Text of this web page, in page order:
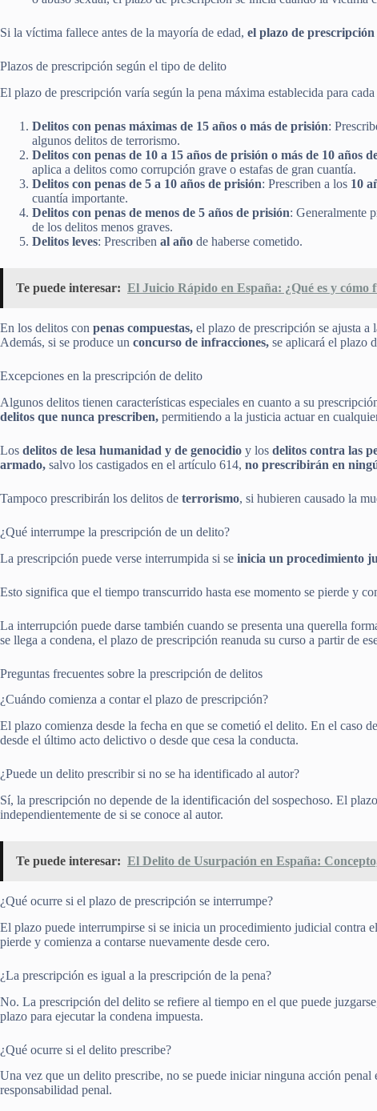
Si la víctima fallece antes de la mayoría de edad, el plazo de
Plazos de prescripción según el tipo de delito
El plazo de prescripción varía según la pena máxima establecida para
Delitos con penas máximas de 15 años o más de prisión:
algunos delitos de terrorismo.
Delitos con penas de 10 a 15 años de prisión o más de 10 años
aplica a delitos como corrupción grave o estafas de gran cuantía.
Delitos con penas de 5 a 10 años de prisión: Prescriben a los 10
cuantía importante.
Delitos con penas de menos de 5 años de prisión: Generalmente
de los delitos menos graves.
Delitos leves: Prescriben al año de haberse cometido.
Te puede interesar: El Juicio Rápido en España: ¿Qué es y cómo
En los delitos con penas compuestas, el plazo de prescripción se ajusta
Además, si se produce un concurso de infracciones, se aplicará el plazo
Excepciones en la prescripción de delito
Algunos delitos tienen características especiales en cuanto a su
delitos que nunca prescriben, permitiendo a la justicia actuar en
Los delitos de lesa humanidad y de genocidio y los delitos contra las
armado, salvo los castigados en el artículo 614, no prescribirán en
Tampoco prescribirán los delitos de terrorismo, si hubieren causado la
¿Qué interrumpe la prescripción de un delito?
La prescripción puede verse interrumpida si se inicia un procedimiento
Esto significa que el tiempo transcurrido hasta ese momento se pierde y
La interrupción puede darse también cuando se presenta una querella
se llega a condena, el plazo de prescripción reanuda su curso a partir de
Preguntas frecuentes sobre la prescripción de delitos
¿Cuándo comienza a contar el plazo de prescripción?
El plazo comienza desde la fecha en que se cometió el delito. En el caso
desde el último acto delictivo o desde que cesa la conducta.
¿Puede un delito prescribir si no se ha identificado al autor?
Sí, la prescripción no depende de la identificación del sospechoso. El
independientemente de si se conoce al autor.
Te puede interesar: El Delito de Usurpación en España:
¿Qué ocurre si el plazo de prescripción se interrumpe?
El plazo puede interrumpirse si se inicia un procedimiento judicial contra
pierde y comienza a contarse nuevamente desde cero.
¿La prescripción es igual a la prescripción de la pena?
No. La prescripción del delito se refiere al tiempo en el que puede
plazo para ejecutar la condena impuesta.
¿Qué ocurre si el delito prescribe?
Una vez que un delito prescribe, no se puede iniciar ninguna acción penal
responsabilidad penal.